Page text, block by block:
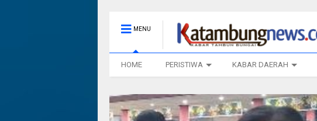
MENU
HOME PERISTIWA KABAR DAERAH